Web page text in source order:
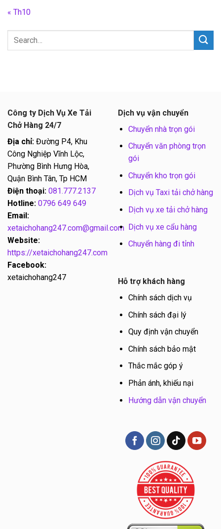
« Th10
Công ty Dịch Vụ Xe Tải
Chở Hàng 24/7
Địa chỉ: Đường P4, Khu
Công Nghiệp Vĩnh Lộc,
Phường Bình Hưng Hòa,
Quận Bình Tân, Tp HCM
Điện thoại: 081.777.2137
Hotline: 0796 649 649
Email:
xetaichohang247.com@gmail.com
Website:
https://xetaichohang247.com
Facebook:
xetaichohang247
Dịch vụ vận chuyển
Chuyển nhà trọn gói
Chuyển văn phòng trọn
gói
Chuyển kho trọn gói
Dịch vụ Taxi tải chở hàng
Dịch vụ xe tải chở hàng
Dịch vụ xe cẩu hàng
Chuyển hàng đi tỉnh
Hỗ trợ khách hàng
Chính sách dịch vụ
Chính sách đại lý
Quy định vận chuyển
Chính sách bảo mật
Thắc mắc góp ý
Phản ánh, khiếu nại
Hướng dẫn vận chuyển